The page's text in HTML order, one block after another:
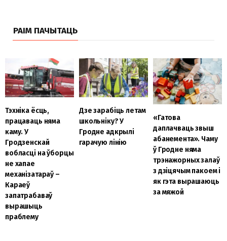
РАІМ ПАЧЫТАЦЬ
Тэхніка ёсць,
працаваць няма
каму. У
Гродзенскай
вобласці на ўборцы
не хапае
механізатараў –
Караеў
запатрабаваў
вырашыць
праблему
Дзе зарабіць летам
школьніку? У
Гродне адкрылі
гарачую лінію
«Гатова
даплачваць звыш
абанемента». Чаму
ў Гродне няма
трэнажорных залаў
з дзіцячым пакоем і
як гэта вырашаюць
за мяжой